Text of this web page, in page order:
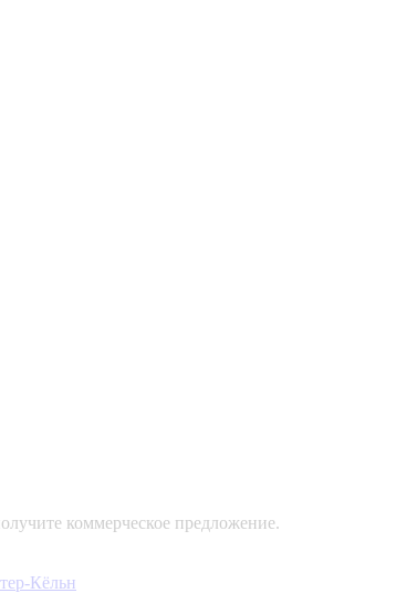
коммерческое предложение.